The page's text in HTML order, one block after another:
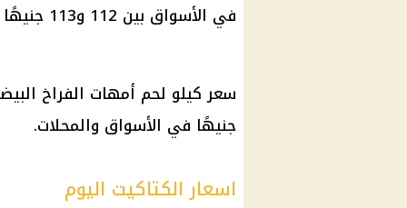
في الأسواق بين 112 و113 جنيهًا للكيلو.
سعر كيلو لحم أمهات الفراخ البيضاء 47 جنيهًا في
جنيهًا في الأسواق والمحلات.
اسعار الكتاكيت اليوم